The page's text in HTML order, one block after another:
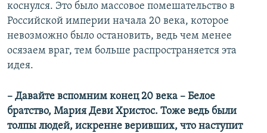
коснулся. Это было массовое помешательство в
Российской империи начала 20 века, которое
невозможно было остановить, ведь чем менее
осязаем враг, тем больше распространяется эта
идея.
– Давайте вспомним конец 20 века – Белое
братство, Мария Деви Христос. Тоже ведь были
толпы людей, искренне веривших, что наступит